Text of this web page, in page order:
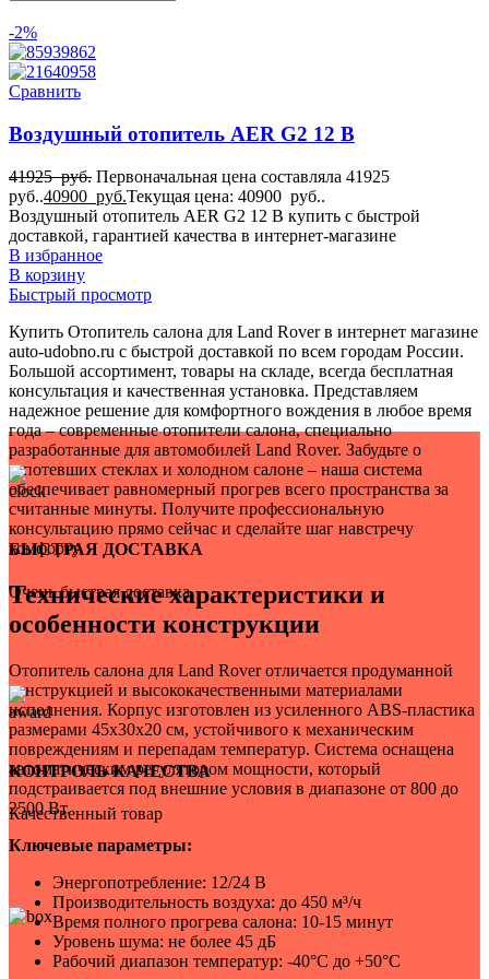
1
для Land Rover
1
1
для Mazda
1
для Mercedes-Benz
1
для Mitsubishi
для Nissan
1
для Peugeot
для Porsche
1
для Seat
1
для Subaru
1
для Suzuki
1
для Tesla
1
для Toyota
1
1
для АвтоВАЗ
1
1
для легкового автомобиля
1
-2%
Сравнить
Воздушный отопитель AER G2 12 В
41925руб. Первоначальная цена составляла 41925
руб..40900 руб.Текущая цена: 40900 руб..
Воздушный отопитель AER G2 12 В купить с быстрой
доставкой, гарантией качества в интернет-магазине
В избранное
В корзину
Быстрый просмотр
Купить Отопитель салона для Land Rover в интернет магазине
auto-udobno.ru с быстрой доставкой по всем городам России.
Большой ассортимент, товары на складе, всегда бесплатная
консультация и качественная установка. Представляем
надежное решение для комфортного вождения в любое время
года – современные отопители салона, специально
разработанные для автомобилей Land Rover. Забудьте о
запотевших стеклах и холодном салоне – наша система
обеспечивает равномерный прогрев всего пространства за
считанные минуты. Получите профессиональную
консультацию прямо сейчас и сделайте шаг навстречу
комфорту.
Технические характеристики и
особенности конструкции
Отопитель салона для Land Rover отличается продуманной
конструкцией и высококачественными материалами
исполнения. Корпус изготовлен из усиленного ABS-пластика
размерами 45x30x20 см, устойчивого к механическим
повреждениям и перепадам температур. Система оснащена
автоматическим регулятором мощности, который
подстраивается под внешние условия в диапазоне от 800 до
2500 Вт.
Ключевые параметры:
Энергопотребление: 12/24 В
Производительность воздуха: до 450 м³/ч
Время полного прогрева салона: 10-15 минут
Уровень шума: не более 45 дБ
Рабочий диапазон температур: -40°C до +50°C
БЫСТРАЯ ДОСТАВКА
Очень быстрая доставка.
КОНТРОЛЬ КАЧЕСТВА
Качественный товар